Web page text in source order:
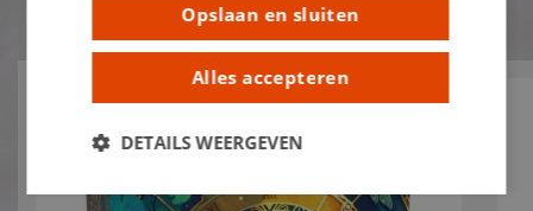
Opslaan en sluiten
Alles accepteren
DETAILS WEERGEVEN